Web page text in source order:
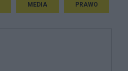
MEDIA PRAWO